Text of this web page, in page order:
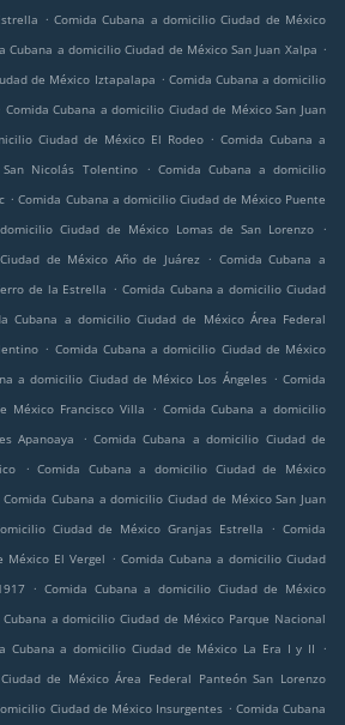
. Comida Cubana a domicilio Ciudad de México
Cubana a domicilio Ciudad de México San Juan Xalpa .
de México Iztapalapa . Comida Cubana a domicilio
Comida Cubana a domicilio Ciudad de México San Juan
Ciudad de México El Rodeo . Comida Cubana a
Nicolás Tolentino
. Comida Cubana a domicilio
. Comida Cubana a domicilio Ciudad de México Puente
Ciudad de México Lomas de San Lorenzo
.
de México Año de Juárez . Comida Cubana a
de la Estrella . Comida Cubana a domicilio Ciudad
Cubana a domicilio Ciudad de México Área Federal
. Comida Cubana a domicilio Ciudad de México
a domicilio Ciudad de México Los Ángeles . Comida
México Francisco Villa
. Comida Cubana a domicilio
Apanoaya
. Comida Cubana a domicilio Ciudad de
. Comida Cubana a domicilio Ciudad de México
Comida Cubana a domicilio Ciudad de México San Juan
Ciudad de México Granjas Estrella . Comida
México El Vergel . Comida Cubana a domicilio Ciudad
. Comida Cubana a domicilio Ciudad de México
Cubana a domicilio Ciudad de México Parque Nacional
Cubana a domicilio Ciudad de México La Era I y II
.
de México Área Federal Panteón San Lorenzo
Ciudad de México Insurgentes . Comida Cubana